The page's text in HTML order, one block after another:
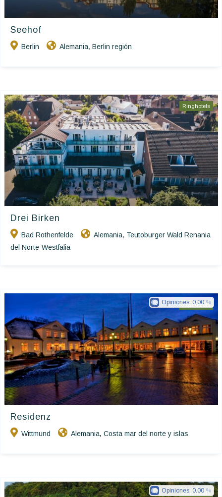
Seehof
Berlin Alemania, Berlin región
Ringhotels
Drei Birken
Bad Rothenfelde Alemania, Teutoburger Wald Renania
del Norte-Westfalia
Ringhotels
Residenz
Wittmund Alemania, Costa mar del norte y islas
Opiniones: 0.00
Ringhotels
Opiniones: 0.00